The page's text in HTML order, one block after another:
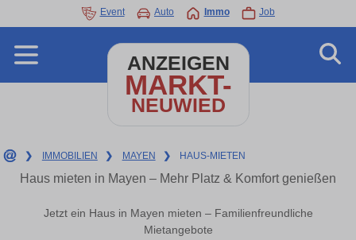
Event Auto Immo Job
ANZEIGEN
MARKT-
NEUWIED
❯ IMMOBILIEN ❯ MAYEN ❯ HAUS-MIETEN
Haus mieten in Mayen – Mehr Platz & Komfort genießen
Jetzt ein Haus in Mayen mieten – Familienfreundliche
Mietangebote